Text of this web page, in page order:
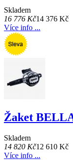
Skladem
16 776 Kč14 376 Kč
Více info ...
Žaket
Skladem
14 820 Kč12 610 Kč
Více info ...